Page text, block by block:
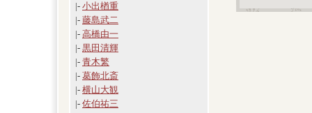
|- 小出楢重
|- 藤島武二
|- 高橋由一
|- 黒田清輝
|- 青木繁
|- 葛飾北斎
|- 横山大観
|- 佐伯祐三